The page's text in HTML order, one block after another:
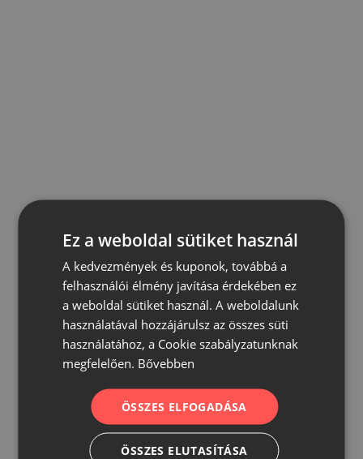
500
Ez a weboldal sütiket használ
A kedvezmények és kuponok, továbbá a
felhasználói élmény javítása érdekében ez
a weboldal sütiket használ. A weboldalunk
használatával hozzájárulsz az összes süti
használatához, a Cookie szabályzatunknak
megfelelően. Bővebben
ÖSSZES ELFOGADÁSA
ÖSSZES ELUTASÍTÁSA